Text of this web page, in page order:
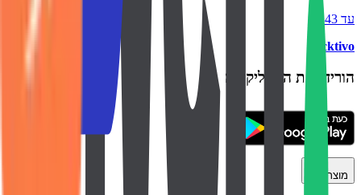
עד ₪43
backtivo
הורידו את האפליקציה
מוצר